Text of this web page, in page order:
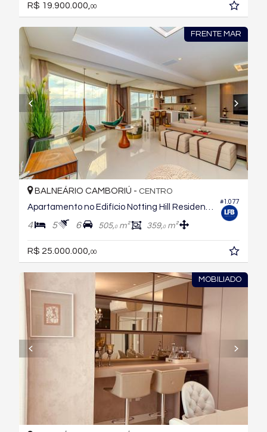
R$ 19.900.000,00
FRENTE MAR
#1.077
BALNEÁRIO CAMBORIÚ - CENTRO
4 5 6 505,0m² 359,0m²
R$ 25.000.000, 00
MOBILIADO